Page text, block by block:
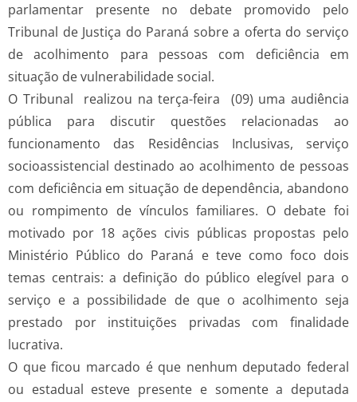
parlamentar presente no debate promovido pelo
Tribunal de Justiça do Paraná sobre a oferta do serviço
de acolhimento para pessoas com deficiência em
situação de vulnerabilidade social.
O Tribunal realizou na terça-feira (09) uma audiência
pública para discutir questões relacionadas ao
funcionamento das Residências Inclusivas, serviço
socioassistencial destinado ao acolhimento de pessoas
com deficiência em situação de dependência, abandono
ou rompimento de vínculos familiares. O debate foi
motivado por 18 ações civis públicas propostas pelo
Ministério Público do Paraná e teve como foco dois
temas centrais: a definição do público elegível para o
serviço e a possibilidade de que o acolhimento seja
prestado por instituições privadas com finalidade
lucrativa.
O que ficou marcado é que nenhum deputado federal
ou estadual esteve presente e somente a deputada